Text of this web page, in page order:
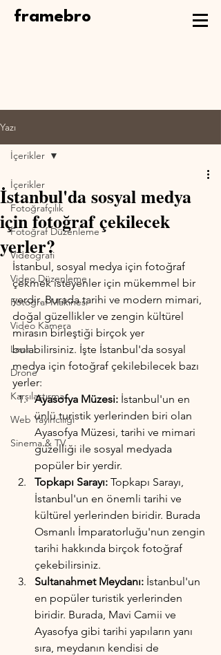
framebro
Yazı
İçerikler
Fotoğrafçılık
Fotoğraf Düzenleme
Videografi
Video Düzenleme
Fotoğraf Makinesi
Video Kamera
Lens
Drone
Karşılaştırma
Web Yayıncılığı
Sinema & TV
İçerikler
İstanbul'da sosyal medya
için fotoğraf çekilecek
yerler?
İstanbul, sosyal medya için fotoğraf
çekmek isteyenler için mükemmel bir
yerdir. Burada tarihi ve modern mimari,
doğal güzellikler ve zengin kültürel
mirasın birleştiği birçok yer
bulabilirsiniz. İşte İstanbul'da sosyal
medya için fotoğraf çekilebilecek bazı
yerler:
Ayasofya Müzesi: İstanbul'un en
ünlü turistik yerlerinden biri olan
Ayasofya Müzesi, tarihi ve mimari
güzelliği ile sosyal medyada
popüler bir yerdir.
Topkapı Sarayı: Topkapı Sarayı,
İstanbul'un en önemli tarihi ve
kültürel yerlerinden biridir. Burada
Osmanlı İmparatorluğu'nun zengin
tarihi hakkında birçok fotoğraf
çekebilirsiniz.
Sultanahmet Meydanı: İstanbul'un
en popüler turistik yerlerinden
biridir. Burada, Mavi Camii ve
Ayasofya gibi tarihi yapıların yanı
sıra, meydanın kendisi de